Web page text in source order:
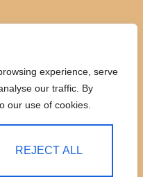
experience, serve
our traffic. By
our use of cookies.
REJECT ALL